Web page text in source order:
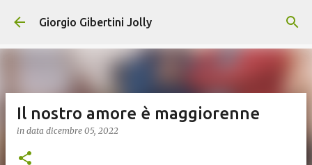
Passa ai contenuti principali
Giorgio Gibertini Jolly
Il nostro amore è maggiorenne
in data dicembre 05, 2022